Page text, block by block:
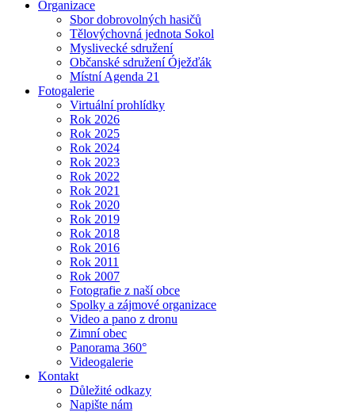
Organizace
Sbor dobrovolných hasičů
Tělovýchovná jednota Sokol
Myslivecké sdružení
Občanské sdružení Óježďák
Místní Agenda 21
Fotogalerie
Virtuální prohlídky
Rok 2026
Rok 2025
Rok 2024
Rok 2023
Rok 2022
Rok 2021
Rok 2020
Rok 2019
Rok 2018
Rok 2016
Rok 2011
Rok 2007
Fotografie z naší obce
Spolky a zájmové organizace
Video a pano z dronu
Zimní obec
Panorama 360°
Videogalerie
Kontakt
Důležité odkazy
Napište nám